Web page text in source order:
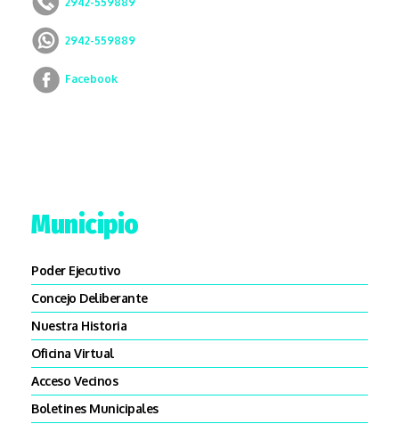
2942-559889
Facebook
Municipio
Poder Ejecutivo
Concejo Deliberante
Nuestra Historia
Oficina Virtual
Acceso Vecinos
Boletines Municipales